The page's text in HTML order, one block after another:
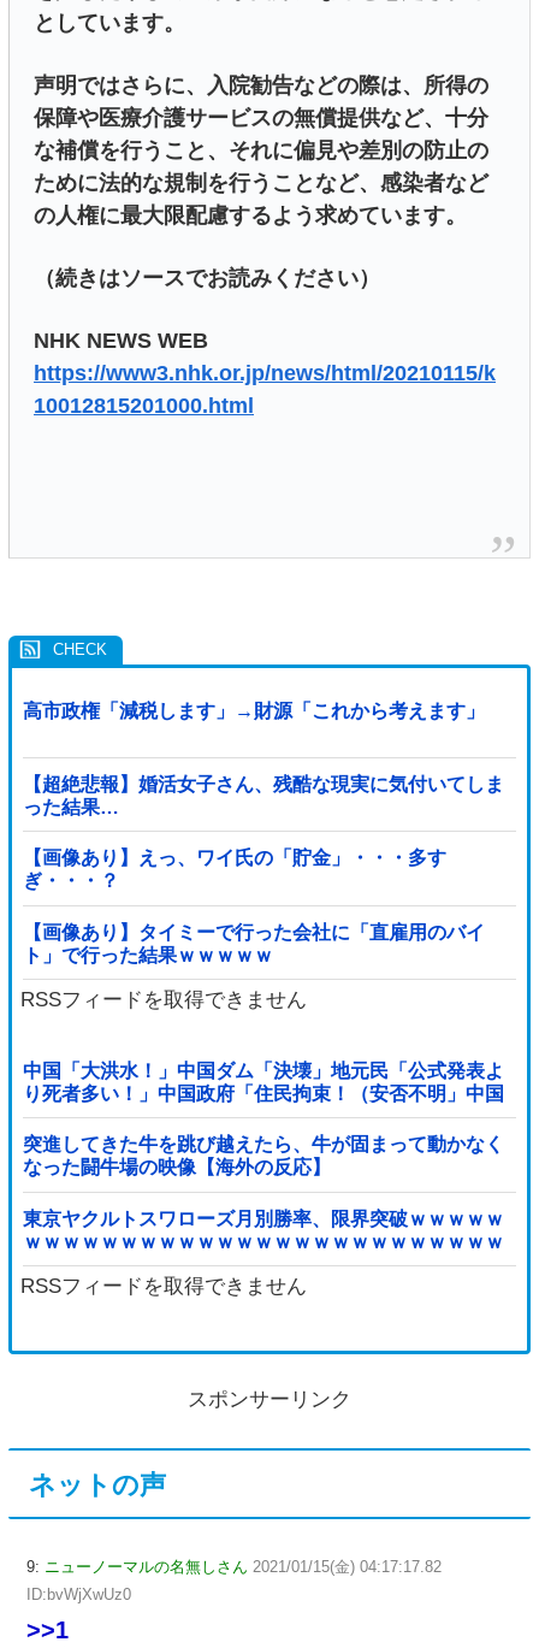
としています。
声明ではさらに、入院勧告などの際は、所得の
保障や医療介護サービスの無償提供など、十分
な補償を行うこと、それに偏見や差別の防止の
ために法的な規制を行うことなど、感染者など
の人権に最大限配慮するよう求めています。
（続きはソースでお読みください）
NHK NEWS WEB
https://www3.nhk.or.jp/news/html/20210115/k
10012815201000.html
高市政権「減税します」→財源「これから考えます」
【超絶悲報】婚活女子さん、残酷な現実に気付いてしま
った結果…
【画像あり】えっ、ワイ氏の「貯金」・・・多す
ぎ・・・？
【画像あり】タイミーで行った会社に「直雇用のバイ
ト」で行った結果ｗｗｗｗｗ
RSSフィードを取得できません
中国「大洪水！」中国ダム「決壊」地元民「公式発表よ
り死者多い！」中国政府「住民拘束！（安否不明」中国
当局「救助隊動画も削除」台風13号「三峡ダム接近中」
→
突進してきた牛を跳び越えたら、牛が固まって動かなく
なった闘牛場の映像【海外の反応】
東京ヤクルトスワローズ月別勝率、限界突破ｗｗｗｗｗ
ｗｗｗｗｗｗｗｗｗｗｗｗｗｗｗｗｗｗｗｗｗｗｗｗｗ
ｗｗｗｗｗｗｗｗｗｗｗｗｗ他
RSSフィードを取得できません
スポンサーリンク
ネットの声
9: ニューノーマルの名無しさん 2021/01/15(金) 04:17:17.82
ID:bvWjXwUz0
>>1